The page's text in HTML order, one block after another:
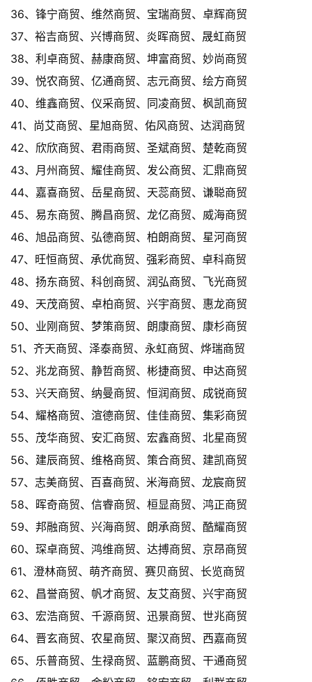
36、锋宁商贸、维然商贸、宝瑞商贸、卓辉商贸
37、裕吉商贸、兴博商贸、炎晖商贸、晟虹商贸
38、利卓商贸、赫康商贸、坤富商贸、妙尚商贸
39、悦农商贸、亿通商贸、志元商贸、绘方商贸
40、维鑫商贸、仪采商贸、同凌商贸、枫凯商贸
41、尚艾商贸、星旭商贸、佑风商贸、达润商贸
42、欣欣商贸、君雨商贸、圣斌商贸、楚乾商贸
43、月州商贸、耀佳商贸、发公商贸、汇鼎商贸
44、嘉喜商贸、岳星商贸、天蕊商贸、谦聪商贸
45、易东商贸、腾昌商贸、龙亿商贸、威海商贸
46、旭品商贸、弘德商贸、柏朗商贸、星河商贸
47、旺恒商贸、承优商贸、强彩商贸、卓科商贸
48、扬东商贸、科创商贸、润弘商贸、飞光商贸
49、天茂商贸、卓柏商贸、兴宇商贸、惠龙商贸
50、业刚商贸、梦策商贸、朗康商贸、康杉商贸
51、齐天商贸、泽泰商贸、永虹商贸、烨瑞商贸
52、兆龙商贸、静哲商贸、彬捷商贸、申达商贸
53、兴天商贸、纳曼商贸、恒润商贸、成锐商贸
54、耀格商贸、渲德商贸、佳佳商贸、集彩商贸
55、茂华商贸、安汇商贸、宏鑫商贸、北星商贸
56、建辰商贸、维格商贸、策合商贸、建凯商贸
57、志美商贸、百喜商贸、米海商贸、龙宸商贸
58、晖奇商贸、信睿商贸、桓显商贸、鸿正商贸
59、邦融商贸、兴海商贸、朗承商贸、酷耀商贸
60、琛卓商贸、鸿维商贸、达搏商贸、京昂商贸
61、澄林商贸、萌齐商贸、赛贝商贸、长览商贸
62、昌誉商贸、帆才商贸、友艾商贸、兴宇商贸
63、宏浩商贸、千源商贸、迅景商贸、世兆商贸
64、晋玄商贸、农星商贸、聚汉商贸、西嘉商贸
65、乐普商贸、生禄商贸、蓝鹏商贸、干通商贸